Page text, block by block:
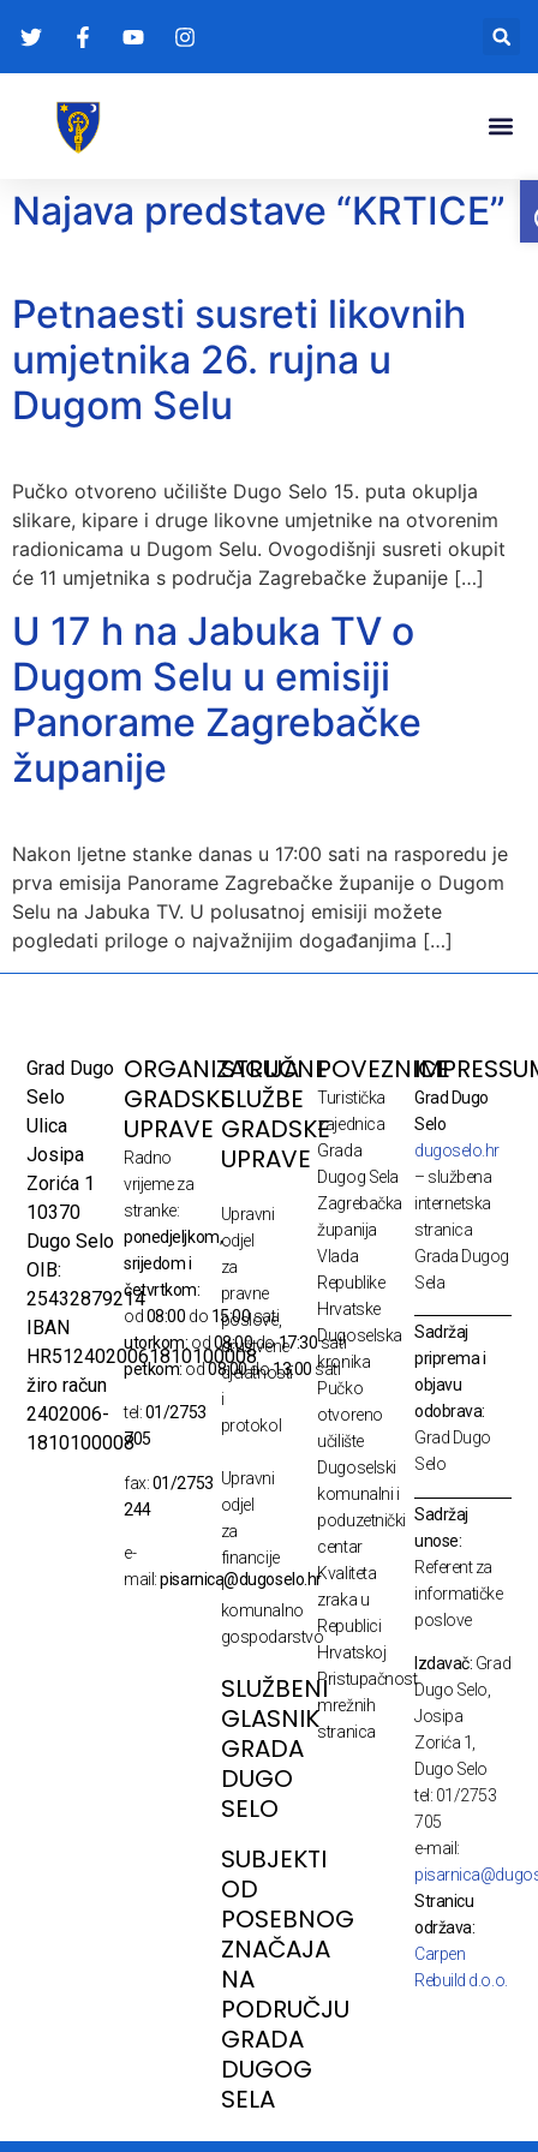
Najava predstave “KRTICE”
Petnaesti susreti likovnih
umjetnika 26. rujna u
Dugom Selu
Pučko otvoreno učilište Dugo Selo 15. puta okuplja
slikare, kipare i druge likovne umjetnike na otvorenim
radionicama u Dugom Selu. Ovogodišnji susreti okupit
će 11 umjetnika s područja Zagrebačke županije […]
U 17 h na Jabuka TV o
Dugom Selu u emisiji
Panorame Zagrebačke
županije
Nakon ljetne stanke danas u 17:00 sati na rasporedu je
prva emisija Panorame Zagrebačke županije o Dugom
Selu na Jabuka TV. U polusatnoj emisiji možete
pogledati priloge o najvažnijim događanjima […]
Grad Dugo
Selo
Ulica
Josipa
Zorića 1
10370
Dugo Selo
OIB:
25432879214
IBAN
HR5124020061810100008
žiro račun
2402006-
1810100008
ORGANIZACIJA
GRADSKE
UPRAVE
Radno
vrijeme za
stranke:
ponedjeljkom,
srijedom i
četvrtkom:
od08:00 do 15:00sati
utorkom: od08:00do17:30sati
petkom:od08:00do13:00 sati
tel:01/2753
705
fax:01/2753
244
e-
mail:pisarnica@dugoselo.hr
STRUČNE
SLUŽBE
GRADSKE
UPRAVE
Upravni
odjel
za
pravne
poslove,
društvene
djelatnosti
i
protokol
Upravni
odjel
za
financije
i
komunalno
gospodarstvo
SLUŽBENI
GLASNIK
GRADA
DUGO
SELO
SUBJEKTI
OD
POSEBNOG
ZNAČAJA
NA
PODRUČJU
GRADA
DUGOG
SELA
POVEZNICE
Turistička
zajednica
Grada
Dugog Sela
Zagrebačka
županija
Vlada
Republike
Hrvatske
Dugoselska
kronika
Pučko
otvoreno
učilište
Dugoselski
komunalni i
poduzetnički
centar
Kvaliteta
zraka u
Republici
Hrvatskoj
Pristupačnost
mrežnih
stranica
Grad Dugo
Selo
dugoselo.hr
– službena
internetska
stranica
Grada Dugog
Sela
Sadržaj
priprema i
objavu
odobrava:
Grad Dugo
Selo
Sadržaj
unose:
Referent za
informatičke
poslove
Izdavač: Grad
Dugo Selo,
Josipa
Zorića 1,
Dugo Selo
tel: 01/2753
705
e-mail:
Stranicu
održava:
Carpen
Rebuild d.o.o.